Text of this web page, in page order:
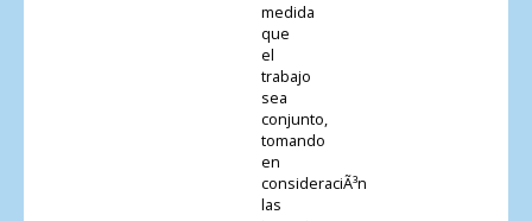
medida
que
el
trabajo
sea
conjunto,
tomando
en
consideraciÃ³n
las